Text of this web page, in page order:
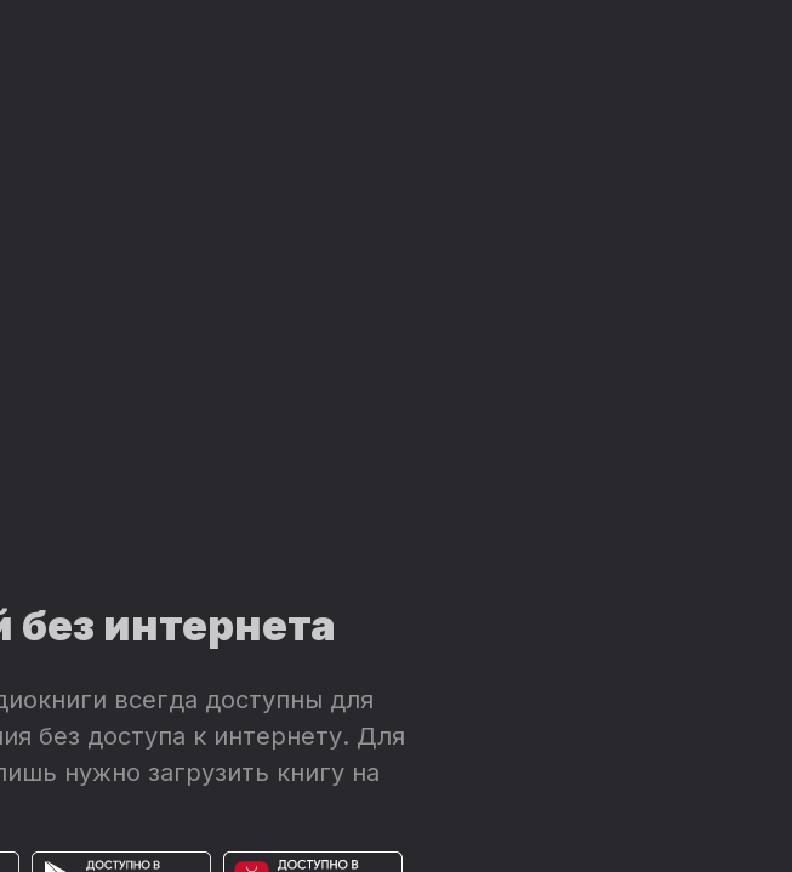
интернета
всегда доступны для
без доступа к интернету. Для
нужно загрузить книгу на